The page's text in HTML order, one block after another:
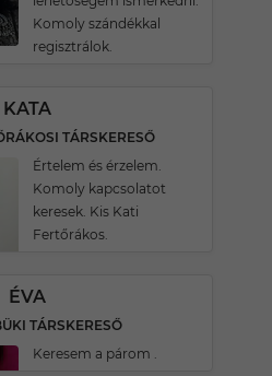
Komoly szándékkal
regisztrálok.
KATA
TÁRSKERESŐ
Értelem és érzelem.
Komoly kapcsolatot
keresek. Kis Kati
Fertőrákos.
ÉVA
TÁRSKERESŐ
Keresem a párom .